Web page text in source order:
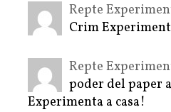
Repte
Crim
Repte
poder del paper
Experimenta a casa!